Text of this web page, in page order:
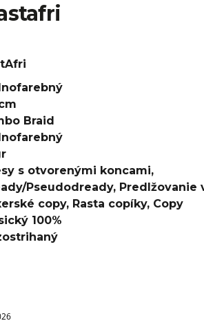
Braid
s otvorenými koncami,
Pseudodready, Predlžovanie
copy, Rasta copíky, Copy
100%